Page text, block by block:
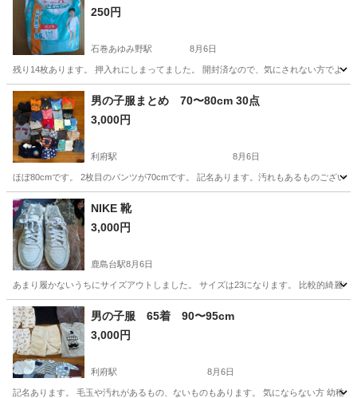
250円
石巻あゆみ野駅 8月6日
残り14枚あります。 押入れにしまってました。 開封済なので、気にされない方でよろ
宮城 石巻市 石巻あゆみ野駅
男の子服まとめ 70〜80cm 30点
3,000円
利府駅 8月6日
ほぼ80cmです。 2枚目のパンツが70cmです。 記名あります。汚れもあるものござい
宮城 宮城郡 利府駅
NIKE 靴
3,000円
鹿島台駅8月6日
あまり履かないうちにサイズアウトしました。 サイズは23になります。 比較的綺麗
宮城 大崎市 鹿島台駅 キッズ用品
男の子服 65着 90〜95cm
3,000円
利府駅 8月6日
記名あります。 毛玉や汚れがあるもの、ないものもあります。 気にならない方 幼稚